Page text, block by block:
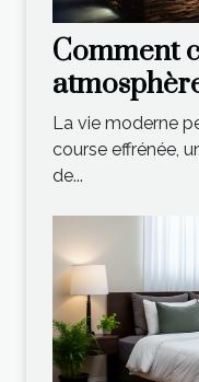
Comment
un spa
La vie moderne
course effrénée,
de...